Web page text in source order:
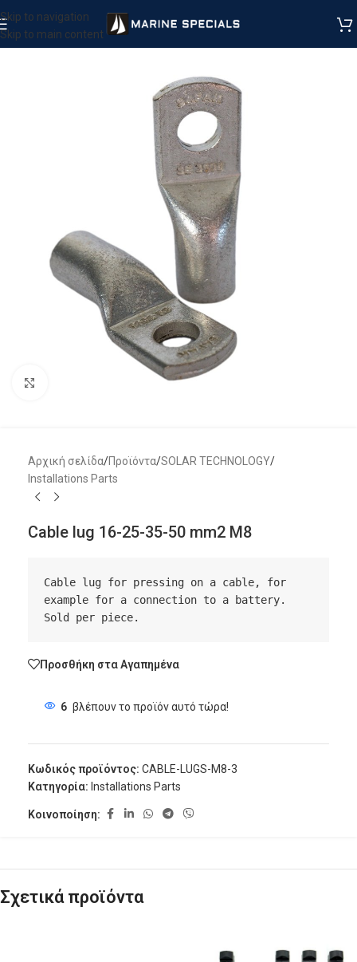
Skip to navigation
Skip to main content
Αρχική σελίδα/Προϊόντα/SOLAR TECHNOLOGY/
Installations Parts
Cable lug 16-25-35-50 mm2 M8
Cable lug for pressing on a cable, for
example for a connection to a battery.
Sold per piece.
Προσθήκη στα Αγαπημένα
6 βλέπουν το προϊόν αυτό τώρα!
Κωδικός προϊόντος: CABLE-LUGS-M8-3
Κατηγορία: Installations Parts
Κοινοποίηση:
Σχετικά προϊόντα